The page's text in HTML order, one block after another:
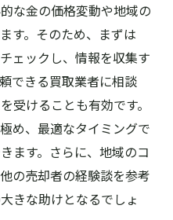
な金の価格変動や地域の
す。そのため、まずは
ェックし、情報を収集す
できる買取業者に相談
受けることも有効です。
め、最適なタイミングで
ます。さらに、地域のコ
の売却者の経験談を参考
きな助けとなるでしょ